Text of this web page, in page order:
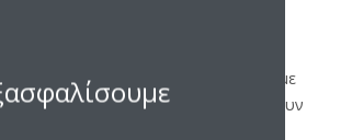
HVAC. Η λύση ήταν οι ψύκτες Daikin με
συστήματα ψύξης καθώς διαθέτουν
ενεργειακής αποδοτικότητας